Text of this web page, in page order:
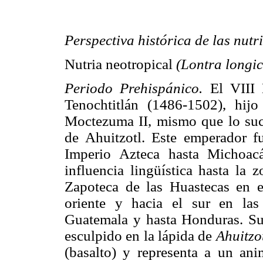
Perspectiva histórica de las
Nutria neotropical (Lontra
Periodo Prehispánico. El VIII
Tenochtitlán (1486-1502),
Moctezuma II, mismo que lo
de Ahuitzotl. Este emperador
Imperio Azteca hasta
influencia lingüística hasta la
Zapoteca de las Huastecas
oriente y hacia el sur en las
Guatemala y hasta Honduras.
esculpido en la lápida de
(basalto) y representa a un